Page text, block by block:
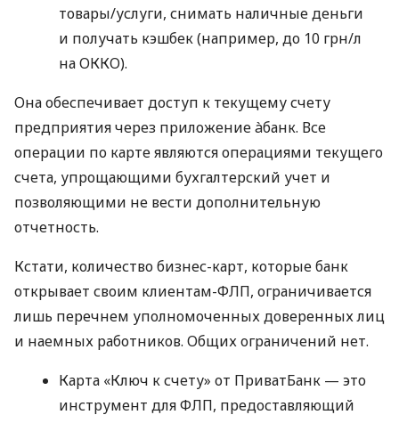
товары/услуги, снимать наличные деньги
и получать кэшбек (например, до 10 грн/л
на ОККО).
Она обеспечивает доступ к текущему счету
предприятия через приложение àбанк. Все
операции по карте являются операциями текущего
счета, упрощающими бухгалтерский учет и
позволяющими не вести дополнительную
отчетность.
Кстати, количество бизнес-карт, которые банк
открывает своим клиентам-ФЛП, ограничивается
лишь перечнем уполномоченных доверенных лиц
и наемных работников. Общих ограничений нет.
Карта «Ключ к счету» от ПриватБанк — это
инструмент для ФЛП, предоставляющий